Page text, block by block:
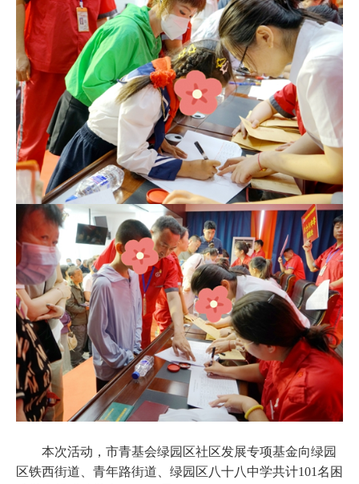
本次活动，市青基会绿园区社区发展专项基金向绿园
区铁西街道、青年路街道、绿园区八十八中学共计101名困